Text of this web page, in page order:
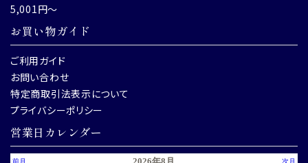
5,001円～
お買い物ガイド
ご利用ガイド
お問い合わせ
特定商取引法表示について
プライバシーポリシー
営業日カレンダー